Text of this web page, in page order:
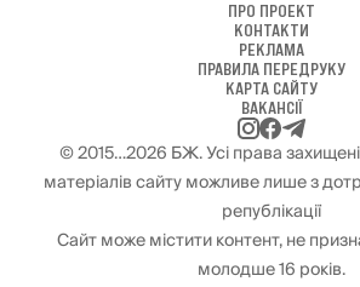
ПРО ПРОЕКТ
КОНТАКТИ
РЕКЛАМА
ПРАВИЛА ПЕРЕДРУКУ
КАРТА САЙТУ
ВАКАНСІЇ
© 2015…2026 БЖ. Усі права
матеріалів сайту можливе лише з
републікації
Сайт може містити контент, не
молодше 16 років.